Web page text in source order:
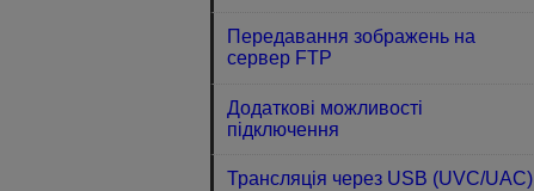
Передавання зображень на
сервер FTP
Додаткові можливості
підключення
Трансляція через USB (UVC/UAC)